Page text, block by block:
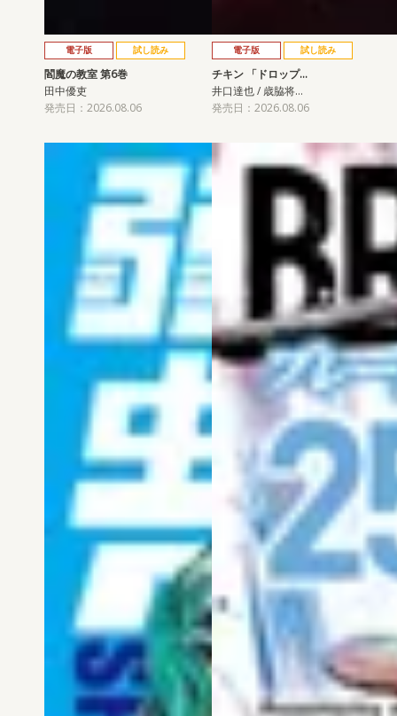
電子版 試し読み
閻魔の教室 第6巻
田中優吏
発売日：2026.08.06
電子版 試し読み
チキン 「ドロップ…
井口達也 / 歳脇将…
発売日：2026.08.06